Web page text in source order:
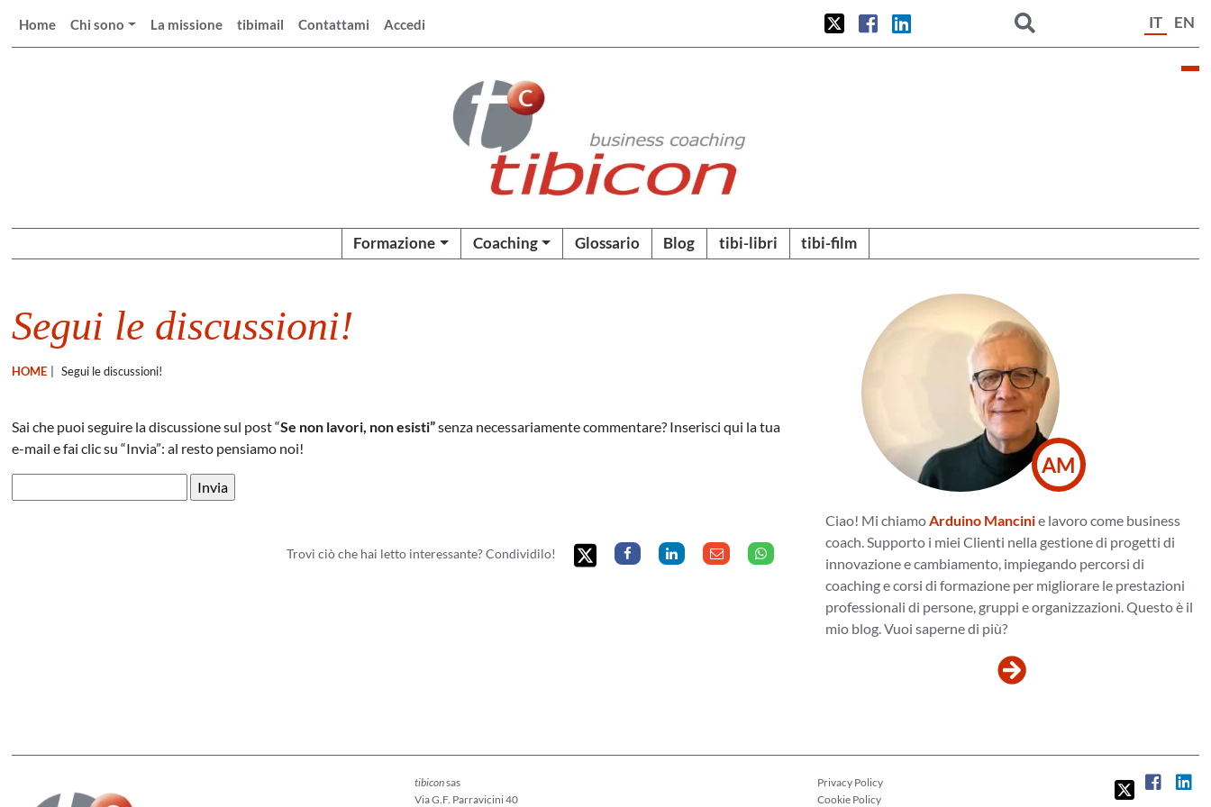
Home Chi sono La missione tibimail Contattami Accedi IT EN
Formazione Coaching Glossario Blog tibi-libri tibi-film
Segui le discussioni!
HOME Segui le discussioni!
Sai che puoi seguire la discussione sul post “Se non lavori, non esisti”senza necessariamente commentare? Inserisci qui la tua
e-mail e fai clic su “Invia”: al resto pensiamo noi!
Trovi ciò che hai letto interessante? Condividilo!
AM
Ciao! Mi chiamoArduino Mancinie lavoro come business
coach. Supporto i miei Clienti nella gestione di progetti di
innovazione e cambiamento, impiegando percorsi di
coaching e corsi di formazione per migliorare le prestazioni
professionali di persone, gruppi e organizzazioni. Questo è il
mio blog. Vuoi saperne di più?
tibiconsas
Via G.F. Parravicini 40
Privacy Policy
Cookie Policy